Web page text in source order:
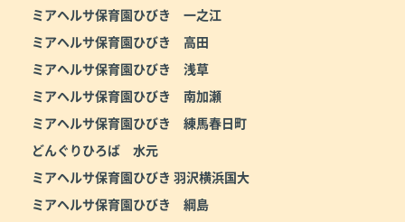
ミアヘルサ保育園ひびき 一之江
ミアヘルサ保育園ひびき 高田
ミアヘルサ保育園ひびき 浅草
ミアヘルサ保育園ひびき 南加瀬
ミアヘルサ保育園ひびき 練馬春日町
どんぐりひろば 水元
ミアヘルサ保育園ひびき 羽沢横浜国大
ミアヘルサ保育園ひびき 綱島